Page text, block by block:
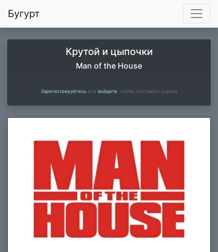
Бугурт
Крутой и цыпочки
Man of the House
Зарегистрируйтесьили войдите , чтобы поставить оценку